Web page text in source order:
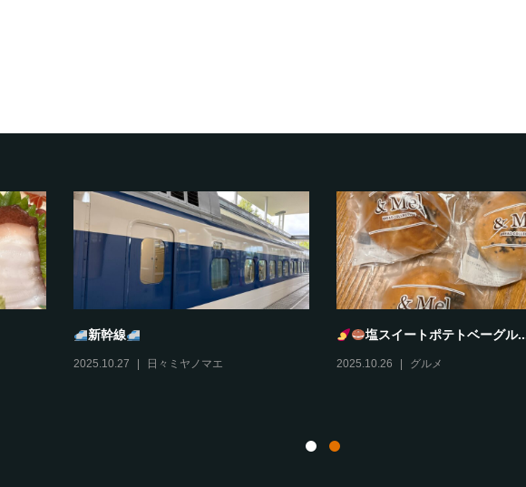
びすとろどあ
2025.12.10 グルメ ,伊丹情報
風丹
2025.10.29 グルメ